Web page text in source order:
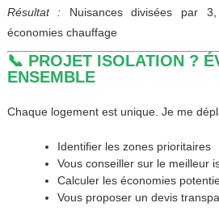
Résultat : Nuisances divisées par
économies chauffage
📞 PROJET ISOLATION ?
ENSEMBLE
Chaque logement est unique. Je me
Identifier les zones prioritaires
Vous conseiller sur le meilleur
Calculer les économies
Vous proposer un devis